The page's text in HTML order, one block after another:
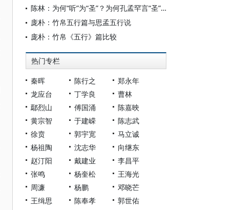
陈林：为何“听”为“圣”？为何孔孟罕言“圣”？
庞朴：竹帛五行篇与思孟五行说
庞朴：竹帛《五行》篇比较
热门专栏
秦晖 陈行之
郑永年
龙应台
丁学良
曹林
鄢烈山
傅国涌
陈嘉映
黄宗智
于建嵘
陈志武
徐贲
郭宇宽
马立诚
杨祖陶
沈志华
向继东
赵汀阳
戴建业
李昌平
张鸣
杨奎松
王海光
周濂
杨鹏
邓晓芒
王缉思
陈奉孝
郭世佑